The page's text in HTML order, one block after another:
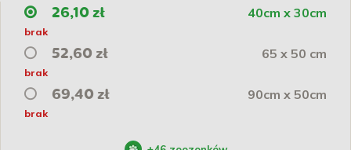
26,10 zł 40cm x 30cm
brak
52,60 zł 65 x 50 cm
brak
69,40 zł 90cm x 50cm
brak